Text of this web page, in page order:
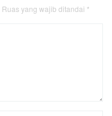
Ruas yang wajib ditandai *